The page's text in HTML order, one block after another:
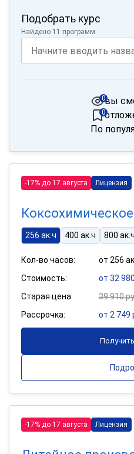
Подобрать курс
Найдено 11 программ
вы
0
0
По
-17% до 17 августа Лицензия
256 ак.ч 400 ак.ч 800 ак.ч
Кол-во часов:
от 256
Стоимость:
от 32
Старая цена:
39 910
Рассрочка:
от 2 749
-17% до 17 августа Лицензия